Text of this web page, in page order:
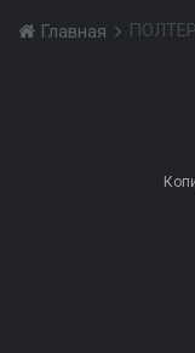
Главная